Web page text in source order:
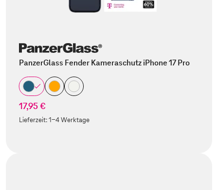
PanzerGlass Fender Kameraschutz iPhone 17 Pro
17,95 €
Lieferzeit:1-4 Werktage